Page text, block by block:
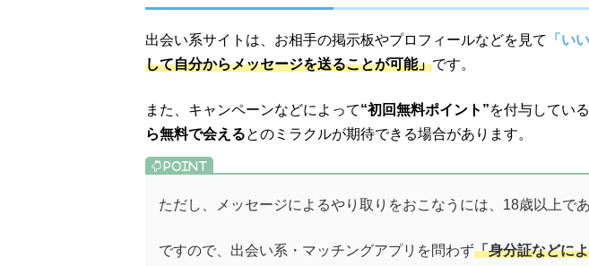
出会い系サイトは、お相手の掲示板やプロフィールなどを見て 「い
して自分からメッセージを送ることが可能」です。
また、キャンペーンなどによって“初回無料ポイント”を付与してい
ら無料で会えるとのミラクルが期待できる場合があります。
ただし、メッセージによるやり取りをおこなうには、18歳以上であ
ですので、出会い系・マッチングアプリを問わず「身分証などに